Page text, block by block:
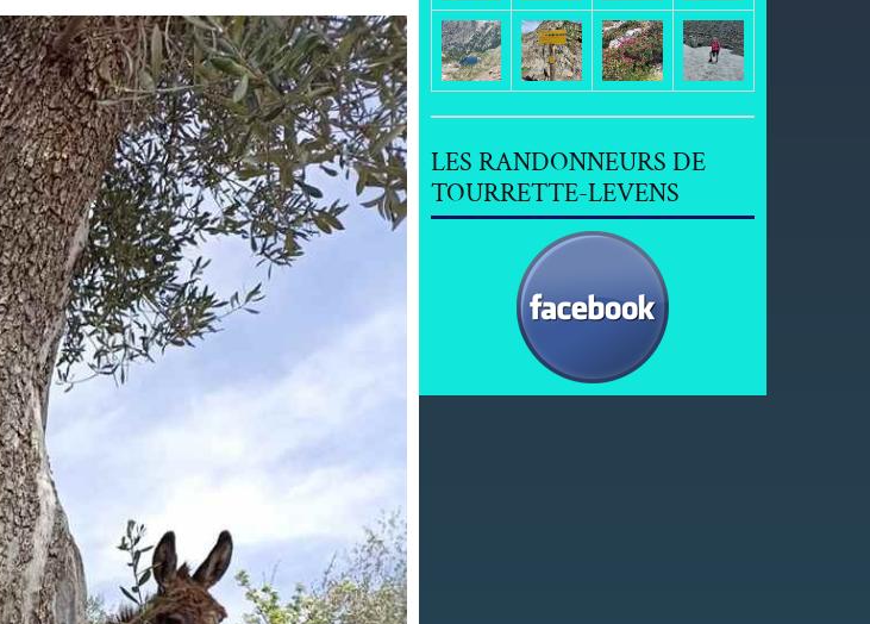
LES RANDONNEURS DE
TOURRETTE-LEVENS